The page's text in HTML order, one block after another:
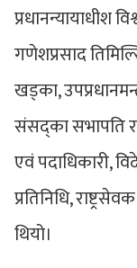
प्रधानन्यायाधीश
गणेशप्रसाद
खड्का,
संसद्का सभापति
एवं पदाधिकारी,
प्रतिनिधि,
थियो।